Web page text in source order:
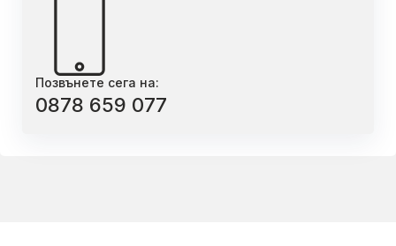
Позвънете сега на:
0878 659 077